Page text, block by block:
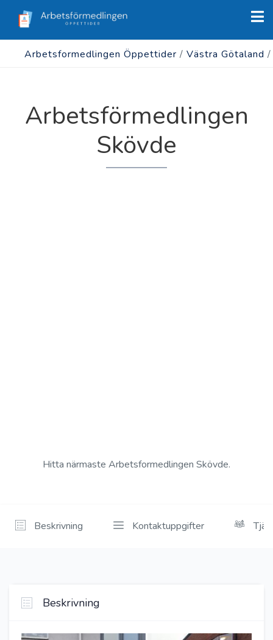
Arbetsformedlingen Öppettider / Västra Götaland
Arbetsförmedlingen
Skövde
Hitta närmaste Arbetsformedlingen Skövde.
Beskrivning Kontaktuppgifter
Beskrivning